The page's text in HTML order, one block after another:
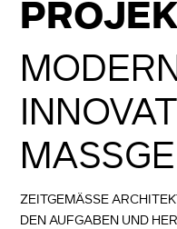
ZEITGEMÄSSE
DEN AUFGABEN UND